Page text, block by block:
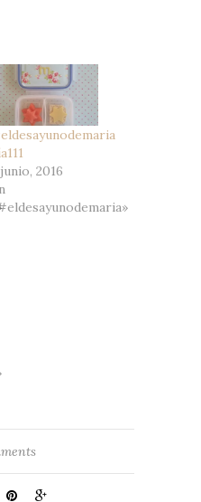
2016